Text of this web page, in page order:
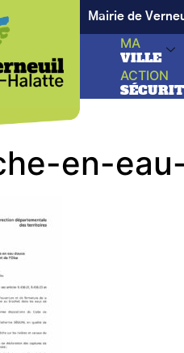
Mairie de
MA
VILLE
ACTION
en-